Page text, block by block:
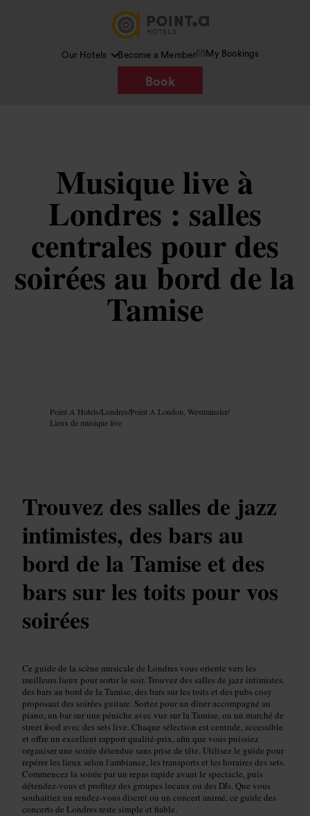
Our Hotels Become a Member My Bookings
Book
Musique live à
Londres : salles
centrales pour des
soirées au bord de la
Tamise
Point A Hotels/Londres/Point A London, Westminster/
Lieux de musique live
Trouvez des salles de jazz
intimistes, des bars au
bord de la Tamise et des
bars sur les toits pour vos
soirées
Ce guide de la scène musicale de Londres vous oriente vers les
meilleurs lieux pour sortir le soir. Trouvez des salles de jazz intimistes,
des bars au bord de la Tamise, des bars sur les toits et des pubs cosy
proposant des soirées guitare. Sortez pour un dîner accompagné au
piano, un bar sur une péniche avec vue sur la Tamise, ou un marché de
street food avec des sets live. Chaque sélection est centrale, accessible
et offre un excellent rapport qualité-prix, afin que vous puissiez
organiser une soirée détendue sans prise de tête. Utilisez le guide pour
repérer les lieux selon l'ambiance, les transports et les horaires des sets.
Commencez la soirée par un repas rapide avant le spectacle, puis
détendez-vous et profitez des groupes locaux ou des DJs. Que vous
souhaitiez un rendez-vous discret ou un concert animé, ce guide des
concerts de Londres reste simple et fiable.